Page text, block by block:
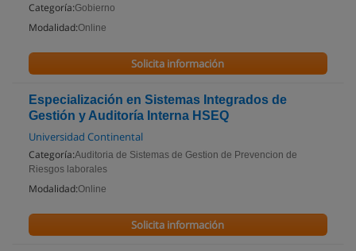
Categoría:Gobierno
Modalidad:Online
Solicita información
Especialización en Sistemas Integrados de
Gestión y Auditoría Interna HSEQ
Universidad Continental
Categoría:Auditoria de Sistemas de Gestion de Prevencion de
Riesgos laborales
Modalidad:Online
Solicita información